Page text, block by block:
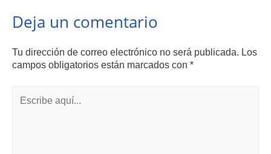
Deja un comentario
Tu dirección de correo electrónico no será publicada. Los
campos obligatorios están marcados con *